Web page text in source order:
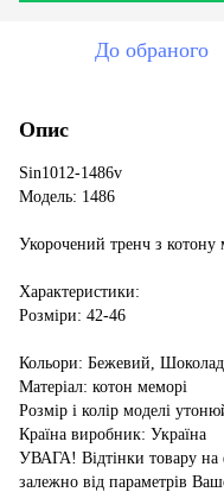
До обраного
Опис
Sin1012-1486v
Модель: 1486
Укорочений тренч з котону
Характеристики:
Розміри: 42-46
Кольори: Бежевий,
Матеріал: котон меморі
Розмір і колір моделі
Країна виробник: Україна
УВАГА! Відтінки товару на
залежно від параметрів